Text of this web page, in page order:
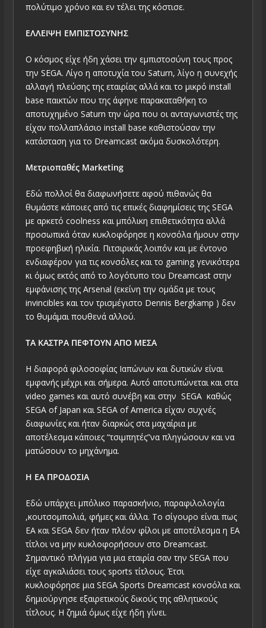
πολύτιμο χρόνο και εν τέλει της κόστισε.
ΕΛΛΕΙΨΗ ΕΜΠΙΣΤΟΣΥΝΗΣ
Ο κόσμος είχε ήδη χάσει την εμπιστοσύνη τους προς
την SEGA. Λίγο η αποτυχία του Saturn, λίγο η συνεχής
αλλαγή πλεύσης της εταιρίας αλλά και το μικρό install
base παικτών που της άφηνε παρακαταθήκη το
αποτυχημένο Saturn την ώρα που οι ανταγωνιστές της
είχαν πολλαπλάσιο install base καθιστούσαν την
κατάσταση για το Dreamcast ακόμα δυσκολότερη.
Μετριοπαθές Μarketing
Εδώ πολλοί θα διαφωνήσετε αφού πιθανώς θα
θυμάστε κάποιες από τις επικές διαφημίσεις της SEGA
με αρκετό coolness και μπόλικη επιθετικότητα αλλά
προσωπικά όταν κυκλοφόρησε η κονσόλα ήμουν στην
προεφηβική ηλικία. Πιτσιρικάς λοιπόν και με έντονο
ενδιαφέρον για τις κονσόλες και το gaming γενικότερα
κι όμως εκτός από το λογότυπο του Dreamcast στην
εμφάνισης της Arsenal (εκείνη την ομάδα με τους
invincibles και τον τρισμέγιστο Dennis Bergkamp ) δεν
το θυμάμαι πουθενά αλλού.
ΤΑ ΚΑΣΤΡΑ ΠΕΦΤΟΥΝ ΑΠΟ ΜΕΣΑ
Η διαφορά φιλοσοφίας Ιαπώνων και δυτικών είναι
εμφανής μέχρι και σήμερα. Αυτό αποτυπώνεται και στα
video games και αυτό συνέβη και στην SEGA καθώς
SEGA of Japan και SEGA of America είχαν συχνές
διαφωνίες και ήταν διαρκώς στα μαχαίρια με
αποτέλεσμα κάποιες “τσιμπητές”να πληγώσουν και να
ματώσουν το μηχάνημα.
Η ΕΑ ΠΡΟΔΟΣΙΑ
Εδώ υπάρχει μπόλικο παρασκήνιο, παραφιλολογία
,κουτσομπολιά, φήμες και άλλα. Το σίγουρο είναι πως
ΕΑ και SEGA δεν ήταν πλέον φίλοι με αποτέλεσμα η ΕΑ
τίτλοι να μην κυκλοφορήσουν στο Dreamcast.
Σημαντικό πλήγμα για μια εταιρία σαν την SEGA που
είχε αγκαλιάσει τους sports τίτλους. Έτσι
κυκλοφόρησε μια SEGA Sports Dreamcast κονσόλα και
δημιούργησε εξαιρετικούς δικούς της αθλητικούς
τίτλους. Η ζημιά όμως είχε ήδη γίνει.